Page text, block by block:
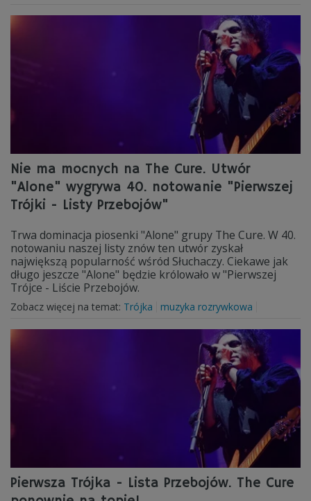
Nie ma mocnych na The Cure. Utwór
"Alone" wygrywa 40. notowanie "Pierwszej
Trójki - Listy Przebojów"
Trwa dominacja piosenki "Alone" grupy The Cure. W 40.
notowaniu naszej listy znów ten utwór zyskał
największą popularność wśród Słuchaczy. Ciekawe jak
długo jeszcze "Alone" będzie królowało w "Pierwszej
Trójce - Liście Przebojów.
Zobacz więcej na temat: Trójka muzyka rozrywkowa
Pierwsza Trójka - Lista Przebojów. The Cure